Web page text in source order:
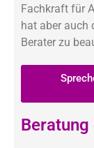
Fachkraft für
hat aber auch
Berater zu